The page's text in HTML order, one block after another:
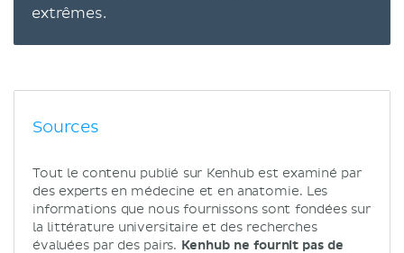
extrêmes.
Sources
Tout le contenu publié sur Kenhub est examiné par
des experts en médecine et en anatomie. Les
informations que nous fournissons sont fondées sur
la littérature universitaire et des recherches
évaluées par des pairs. Kenhub ne fournit pas de